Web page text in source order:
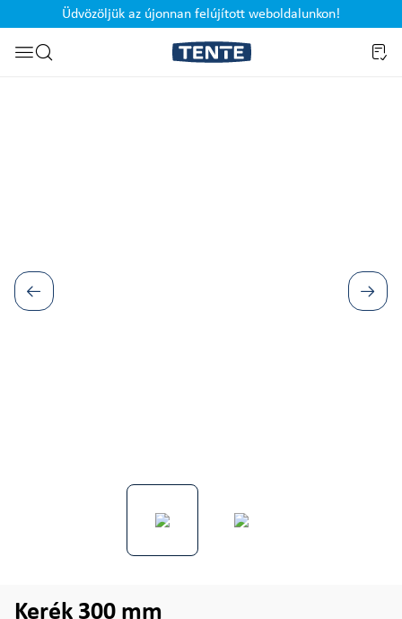
Ugrás a kereséshez
Üdvözöljük az újonnan felújított weboldalunkon!
Kerék 300 mm